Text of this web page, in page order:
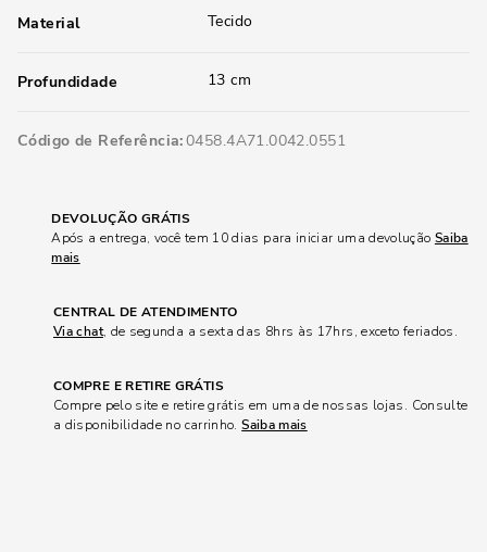
Material Tecido
Profundidade 13 cm
Código de Referência 0458.4A71.0042.0551
DEVOLUÇÃO GRÁTIS
Após a entrega, você tem 10 dias para iniciar uma devolução Saiba
mais
CENTRAL DE ATENDIMENTO
Via chat, de segunda a sexta das 8hrs às 17hrs, exceto feriados.
COMPRE E RETIRE GRÁTIS
Compre pelo site e retire grátis em uma de nossas lojas. Consulte
a disponibilidade no carrinho.Saiba mais